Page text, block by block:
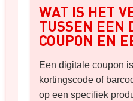
WAT IS HET
TUSSEN EEN
COUPON EN
Een digitale coupon
kortingscode of
op een specifiek